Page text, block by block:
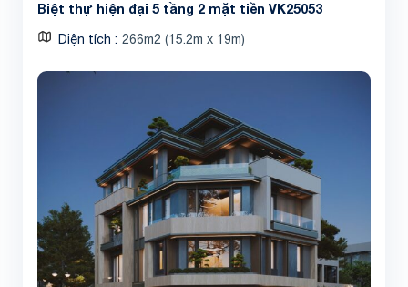
Biệt thự hiện đại 5 tầng 2 mặt tiền VK25053
Diện tích 266m2 (15.2m x 19m)